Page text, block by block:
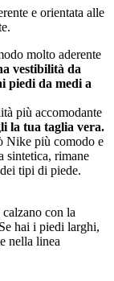
e orientata alle
molto aderente
vestibilità da
piedi da medi a
più accomodante
la tua taglia vera.
Nike più comodo e
sintetica, rimane
tipi di piede.
con la
hai i piedi larghi,
nella linea